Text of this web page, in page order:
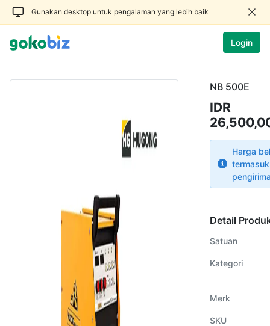
Gunakan desktop untuk pengalaman yang lebih baik
Login
NB 500E
IDR
Harga
Detail
Satuan
Kategori
Merk
SKU